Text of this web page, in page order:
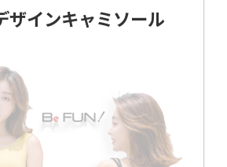
ザインキャミソール